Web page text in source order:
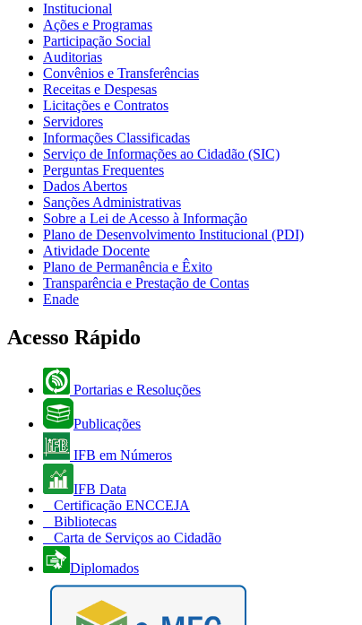
Institucional
Ações e Programas
Participação Social
Auditorias
Convênios e Transferências
Receitas e Despesas
Licitações e Contratos
Servidores
Informações Classificadas
Serviço de Informações ao Cidadão (SIC)
Perguntas Frequentes
Dados Abertos
Sanções Administrativas
Sobre a Lei de Acesso à Informação
Plano de Desenvolvimento Institucional (PDI)
Atividade Docente
Plano de Permanência e Êxito
Transparência e Prestação de Contas
Enade
Acesso Rápido
Portarias e Resoluções
Publicações
IFB em Números
IFB Data
Certificação ENCCEJA
Bibliotecas
Carta de Serviços ao Cidadão
Diplomados